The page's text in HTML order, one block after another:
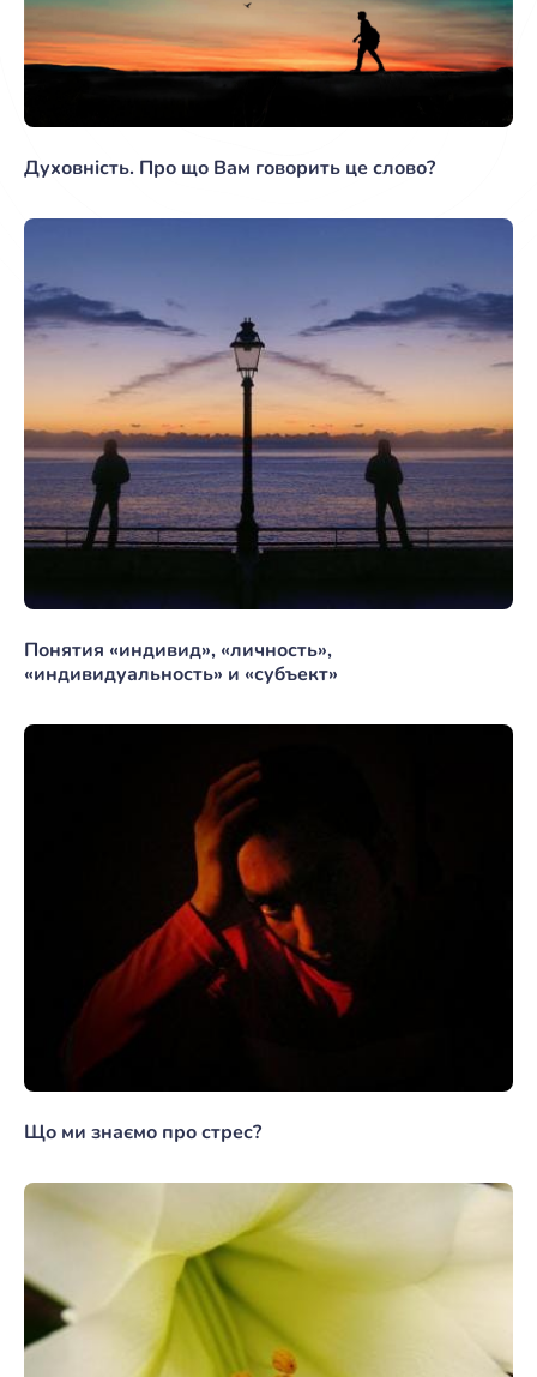
Духовність. Про що Вам говорить це слово?
Понятия «индивид», «личность»,
«индивидуальность» и «субъект»
Що ми знаємо про стрес?